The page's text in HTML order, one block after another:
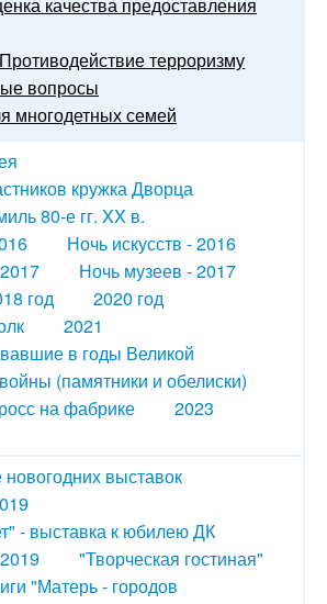
качества предоставления
Противодействие терроризму
вопросы
многодетных семей
кружка Дворца
80-е гг. XX в.
Ночь искусств - 2016
Ночь музеев - 2017
год
2020 год
2021
в годы Великой
(памятники и обелиски)
на фабрике
2023
выставок
- выставка к юбилею ДК
"Творческая гостиная"
"Матерь - городов